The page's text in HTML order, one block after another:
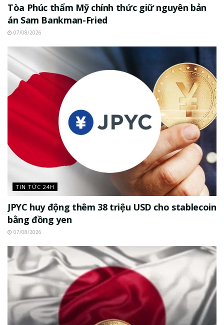
Tòa Phúc thẩm Mỹ chính thức giữ nguyên bản
án Sam Bankman-Fried
07/08/2026
TIN TỨC 24H
JPYC huy động thêm 38 triệu USD cho stablecoin
bằng đồng yen
07/08/2026